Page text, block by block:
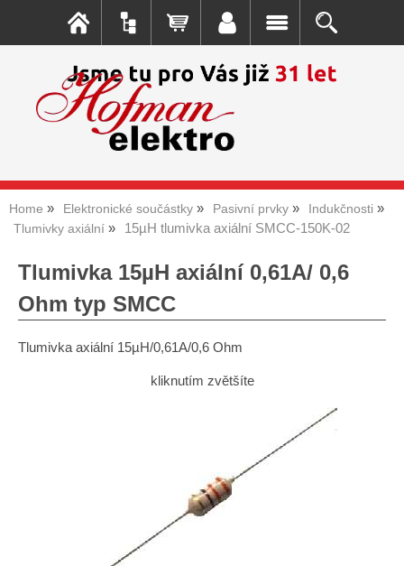
Home Elektronické součástky Pasivní prvky
Indukčnosti
Tlumivky axiální
15µH tlumivka axiální SMCC-150K-02
Tlumivka 15µH axiální 0,61A/ 0,6
Ohm typ SMCC
Tlumivka axiální 15µH/0,61A/0,6 Ohm
kliknutím zvětšíte